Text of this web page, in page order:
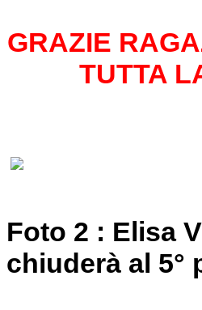
GRAZIE
TUTTA
Foto 2 : Elisa
chiuderà al 5°